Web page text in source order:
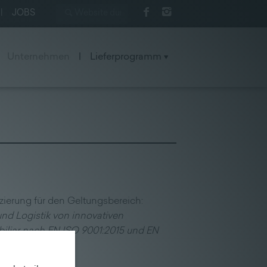
JOBS
Lieferprogramm
für den Geltungsbereich:
Logistik von innovativen
nach EN ISO 9001:2015 und EN